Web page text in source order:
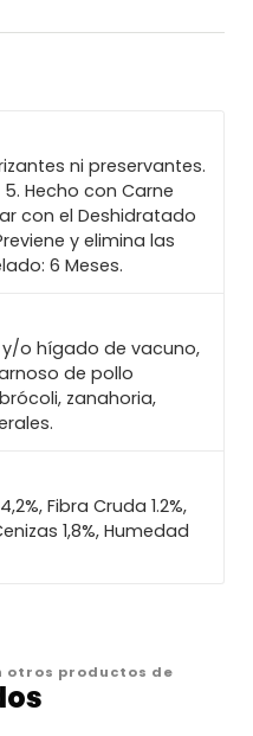
ni preservantes.
5. Hecho con Carne
con el Deshidratado
y elimina las
6 Meses.
o hígado de vacuno,
de pollo
zanahoria,
Fibra Cruda 1.2%,
1,8%, Humedad
otros productos de